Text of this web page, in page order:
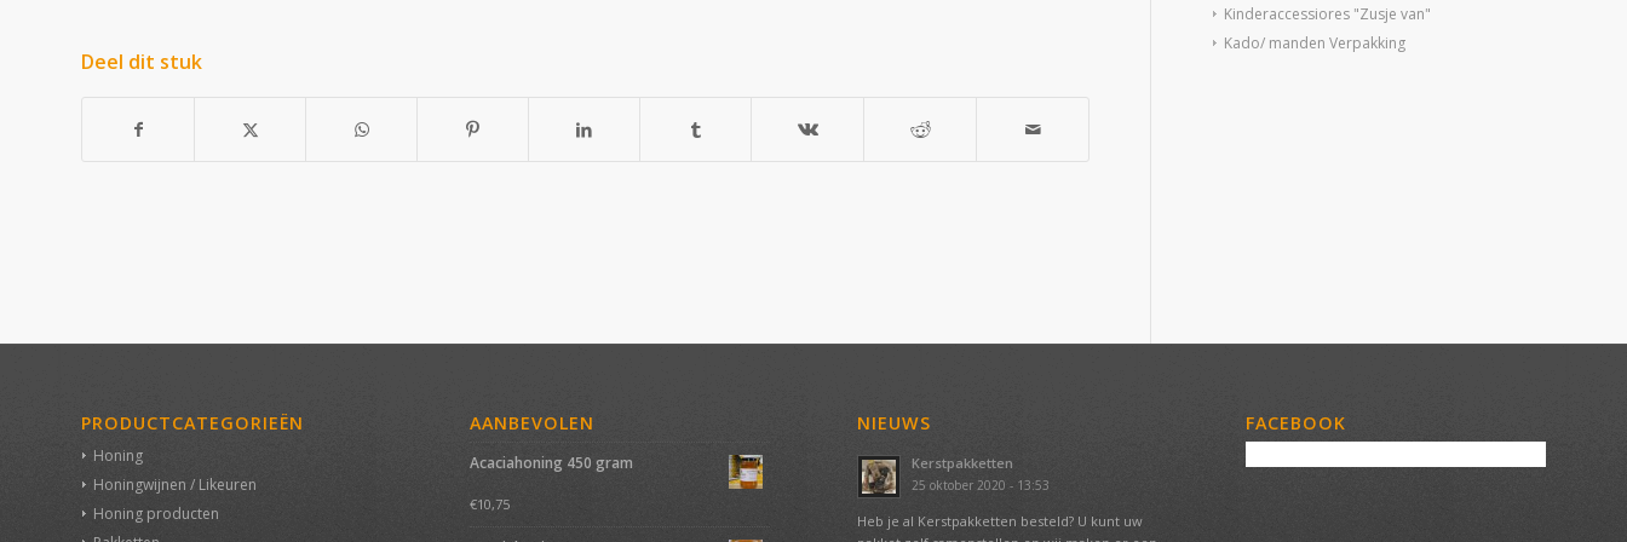
Deel dit stuk
Kinderaccessiores "Zusje van"
Kado/ manden Verpakking
PRODUCTCATEGORIEËN
Honing
Honingwijnen / Likeuren
Honing producten
AANBEVOLEN
Acaciahoning 450 gram
€10,75
NIEUWS
Kerstpakketten
25 oktober 2020 - 13:53
Heb je al Kerstpakketten besteld? U kunt uw
FACEBOOK